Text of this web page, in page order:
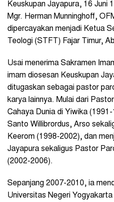
Keuskupan Jayapura, 16 Juni
Mgr. Herman Munninghoff,
dipercayakan menjadi Ketua
Teologi (STFT) Fajar Timur,
Usai menerima Sakramen
imam diosesan Keuskupan
ditugaskan sebagai pastor
karya lainnya. Mulai dari
Cahaya Dunia di Yiwika
Santo Willibrordus, Arso
Keerom (1998-2002), dan
Jayapura sekaligus Pastor
(2002-2006).
Sepanjang 2007-2010, ia
Universitas Negeri